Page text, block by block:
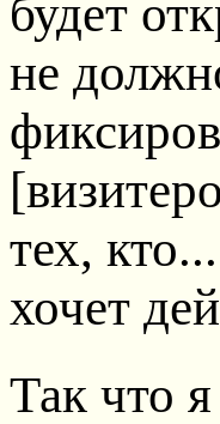
будет
не
тех,
хочет
Так что